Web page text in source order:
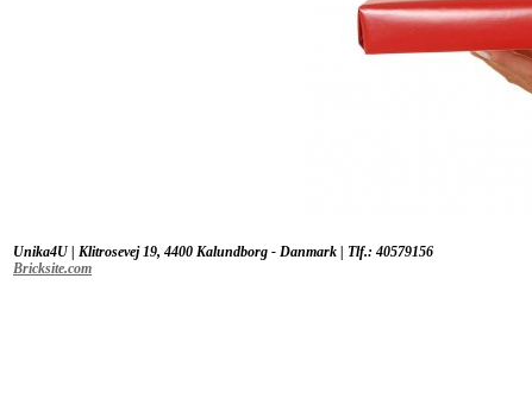
Unika4U | Klitrosevej 19, 4400 Kalundborg - Danmark | Tlf.: 40579156
Bricksite.com